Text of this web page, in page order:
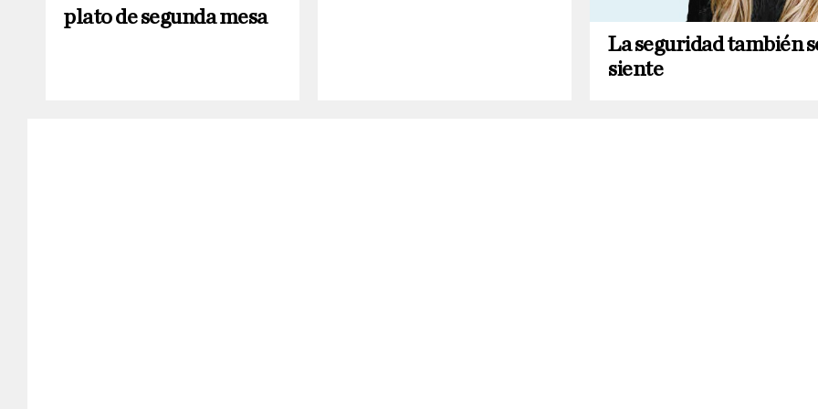
plato de segunda mesa
La seguridad también
siente